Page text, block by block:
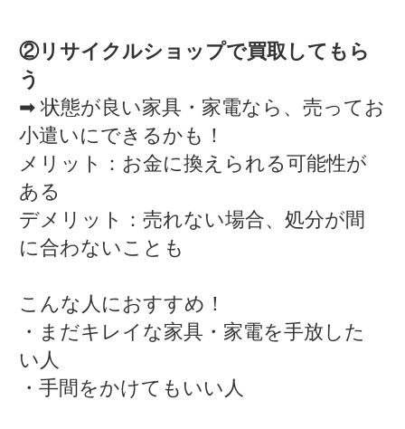
②リサイクルショップで買取してもら
う
➡ 状態が良い家具・家電なら、売ってお
小遣いにできるかも！
メリット：お金に換えられる可能性が
ある
デメリット：売れない場合、処分が間
に合わないことも
こんな人におすすめ！
・まだキレイな家具・家電を手放した
い人
・手間をかけてもいい人